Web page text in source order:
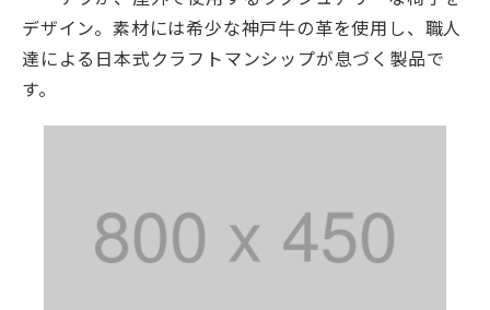
デザイン。素材には希少な神戸牛の革を使用し、職人
達による日本式クラフトマンシップが息づく製品で
す。